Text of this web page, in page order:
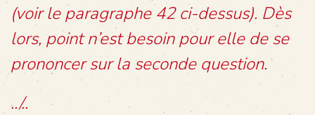
(voir le paragraphe 42 ci-dessus). Dès
lors, point n’est besoin pour elle de se
prononcer sur la seconde question.
../..